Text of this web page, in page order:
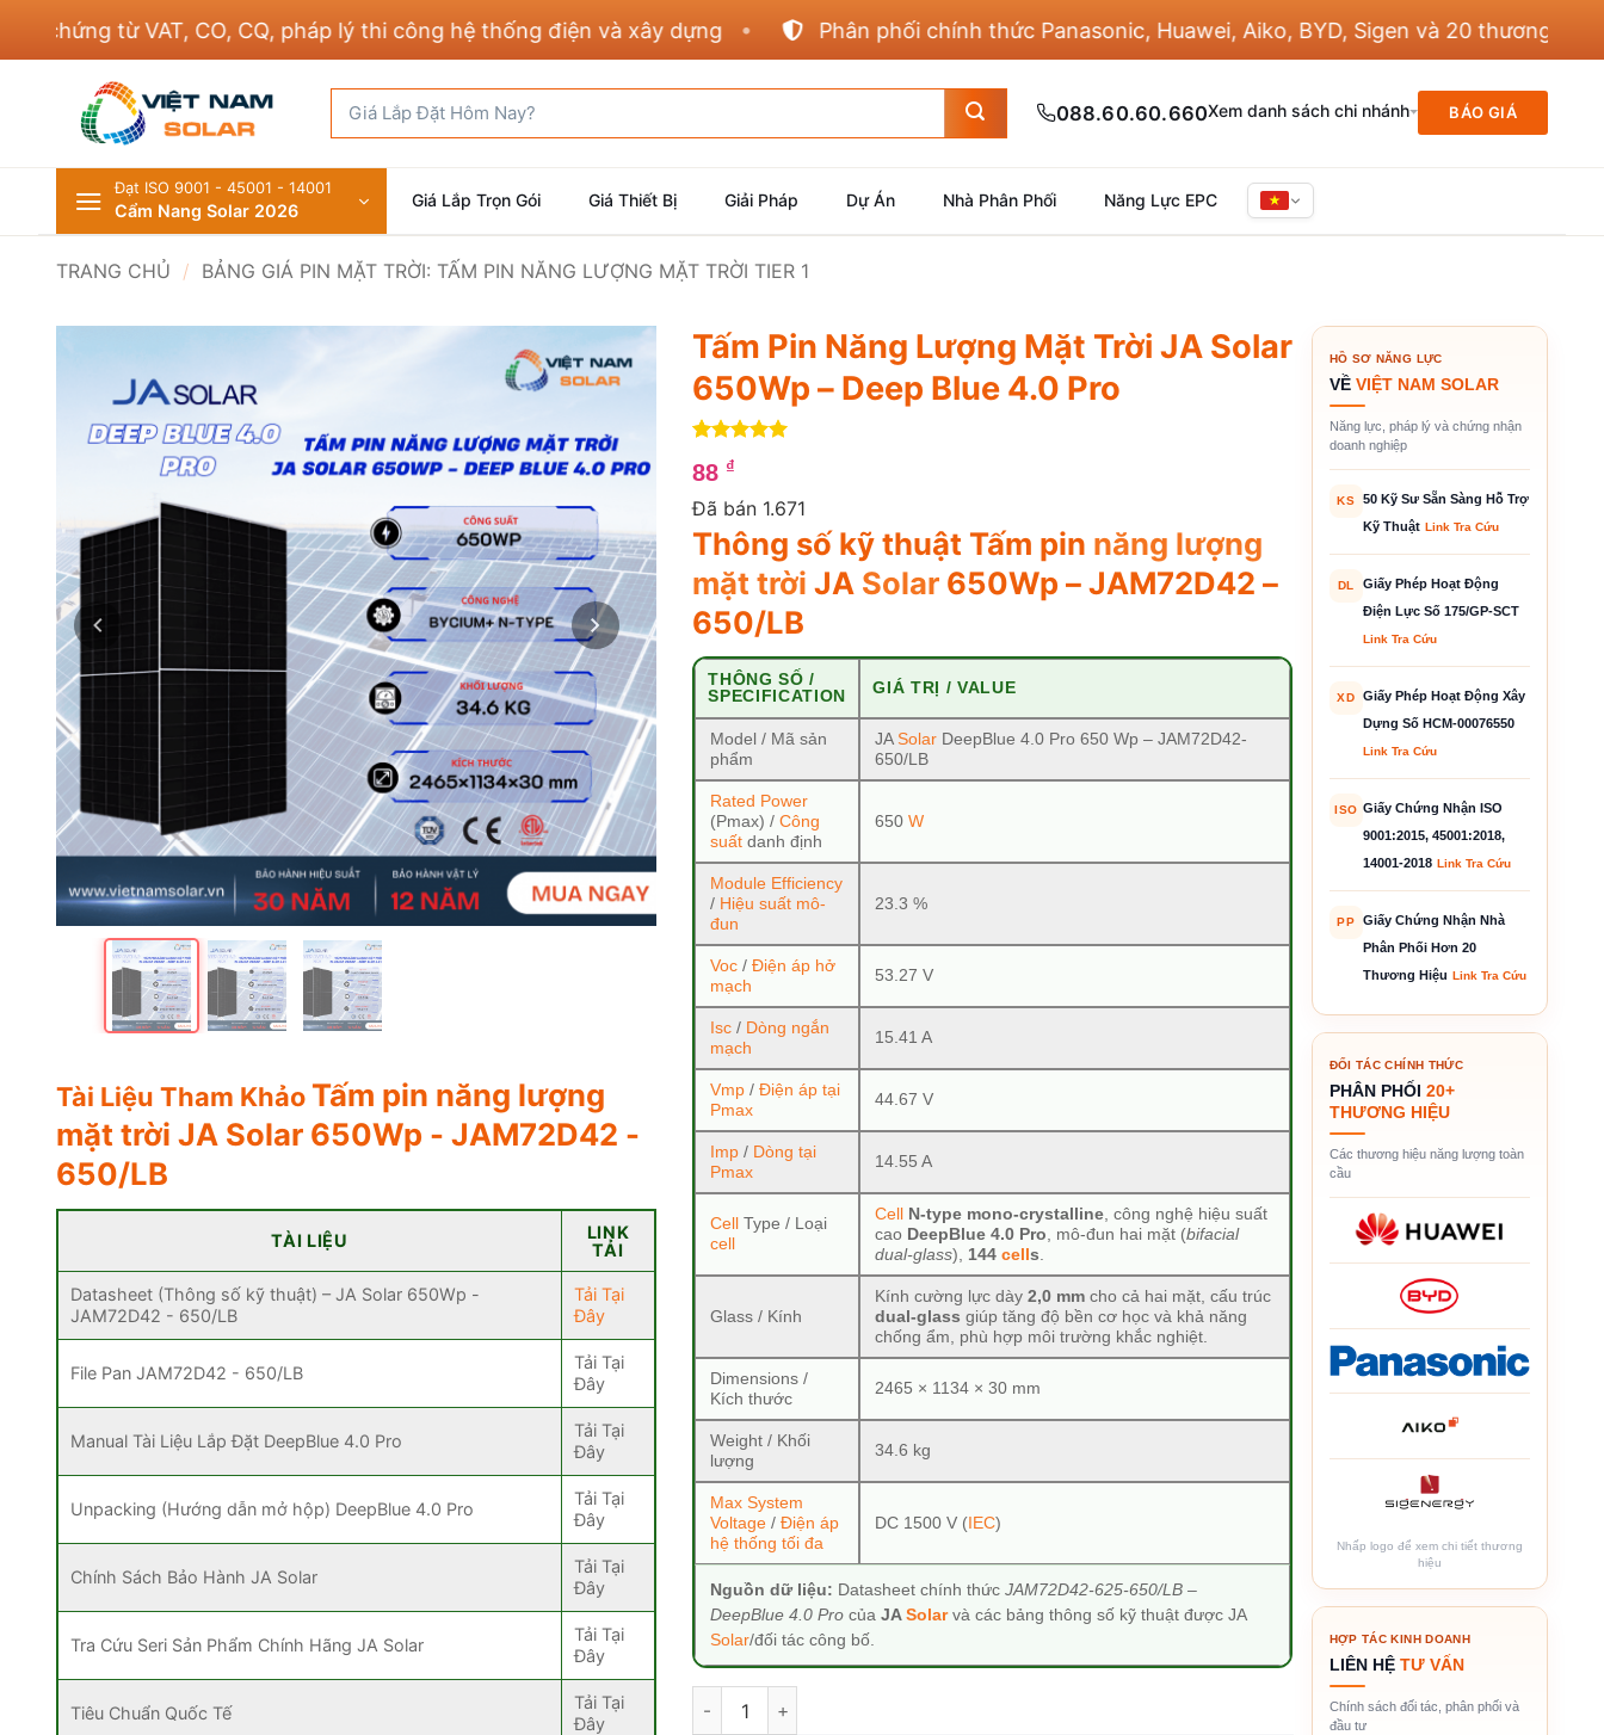
từ VAT, CO, CQ, pháp lý thi công hệ thống điện và xây dựng Phân phối chính thức Panasonic, Huawei, Aiko, BYD, Sigen và 20 thương hiệu khác
kiếm:
088.60.60.660Xem danh sách chi nhánh BÁO GIÁ
Đạt ISO 9001 - 45001 - 14001
Cẩm Nang Solar 2026 Giá Lắp Trọn Gói Giá Thiết Bị Giải Pháp Dự Án Nhà Phân Phối Năng Lực EPC
TRANG CHỦ / BẢNG GIÁ PIN MẶT TRỜI: TẤM PIN NĂNG LƯỢNG MẶT TRỜI TIER 1
Tài Liệu Tham Khảo Tấm pin năng lượng
mặt trời JA Solar 650Wp - JAM72D42 -
650/LB
TÀI LIỆU
LINK
TẢI
Datasheet (Thông số kỹ thuật) – JA Solar 650Wp -
JAM72D42 - 650/LB
Tải Tại
Đây
File Pan JAM72D42 - 650/LB
Tải Tại
Đây
Manual Tài Liệu Lắp Đặt DeepBlue 4.0 Pro
Tải Tại
Đây
Unpacking (Hướng dẫn mở hộp) DeepBlue 4.0 Pro
Tải Tại
Đây
Chính Sách Bảo Hành JA Solar
Tải Tại
Đây
Tra Cứu Seri Sản Phẩm Chính Hãng JA Solar
Tải Tại
Đây
Tiêu Chuẩn Quốc Tế
Tải Tại
Đây
Tấm Pin Năng Lượng Mặt Trời JA Solar
650Wp – Deep Blue 4.0 Pro
trên 5
dựa trên
88 ₫
Đã bán 1.671
Thông số kỹ thuật Tấm pin năng lượng
mặt trời JA Solar 650Wp – JAM72D42 –
650/LB
THÔNG SỐ /
SPECIFICATION
GIÁ TRỊ / VALUE
Model / Mã sản
phẩm
JASolar DeepBlue 4.0 Pro 650 Wp – JAM72D42-
650/LB
Rated Power
(Pmax) /Công
suất danh định
650W
Module Efficiency
/ Hiệu suất mô-
đun
23.3 %
Voc /Điện áp hở
mạch
53.27 V
Isc / Dòng ngắn
mạch
15.41 A
Vmp /Điện áp tại
Pmax
44.67 V
Imp / Dòng tại
Pmax
14.55 A
Cell
Type / Loại
cell
Cell N-type mono-crystalline, công nghệ hiệu suất
cao DeepBlue 4.0 Pro, mô-đun hai mặt (bifacial
dual-glass), 144cells.
Glass / Kính
Kính cường lực dày2,0 mm cho cả hai mặt, cấu trúc
dual-glass giúp tăng độ bền cơ học và khả năng
chống ẩm, phù hợp môi trường khắc nghiệt.
Dimensions /
Kích thước
2465 × 1134 × 30 mm
Weight / Khối
lượng
34.6 kg
Max System
Voltage /Điện áp
hệ thống tối đa
DC 1500 V ( IEC)
Nguồn dữ liệu: Datasheet chính thứcJAM72D42-625-650/LB –
DeepBlue 4.0 Pro củaJASolarvà các bảng thông số kỹ thuật được JA
Solar/đối tác công bố.
Tấm Pin Năng Lượng Mặt Trời JA Solar 650Wp - Deep Blue 4.0 Pro số lượng
HỒ SƠ NĂNG LỰC
VỀ VIỆT NAM SOLAR
Năng lực, pháp lý và chứng nhận
doanh nghiệp
KS
50 Kỹ Sư Sẵn Sàng Hỗ Trợ
Kỹ Thuật Link Tra Cứu
DL
Giấy Phép Hoạt Động
Điện Lực Số 175/GP-SCT
Link Tra Cứu
XD
Giấy Phép Hoạt Động Xây
Dựng Số HCM-00076550
Link Tra Cứu
ISO Giấy Chứng Nhận ISO
9001:2015, 45001:2018,
14001-2018 Link Tra Cứu
PP
Giấy Chứng Nhận Nhà
Phân Phối Hơn 20
Thương Hiệu Link Tra Cứu
ĐỐI TÁC CHÍNH THỨC
PHÂN PHỐI 20+
THƯƠNG HIỆU
Các thương hiệu năng lượng toàn
cầu
Nhấp logo để xem chi tiết thương
hiệu
HỢP TÁC KINH DOANH
LIÊN HỆ TƯ VẤN
Chính sách đối tác, phân phối và
đầu tư